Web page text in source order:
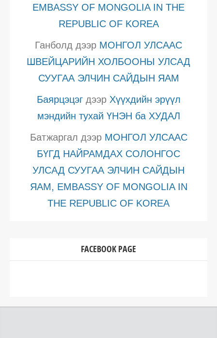
EMBASSY OF MONGOLIA IN THE
REPUBLIC OF KOREA
Ганболд дээр МОНГОЛ УЛСААС
ШВЕЙЦАРИЙН ХОЛБООНЫ УЛСАД
СУУГАА ЭЛЧИН САЙДЫН ЯАМ
Баярцэцэгдээр Хүүхдийн эрүүл
мэндийн тухай ҮНЭН ба ХУДАЛ
Батжаргал дээр МОНГОЛ УЛСААС
БҮГД НАЙРАМДАХ СОЛОНГОС
УЛСАД СУУГАА ЭЛЧИН САЙДЫН
ЯАМ, EMBASSY OF MONGOLIA IN
THE REPUBLIC OF KOREA
FACEBOOK PAGE